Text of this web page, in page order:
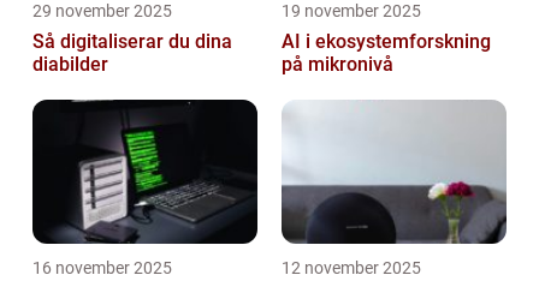
29 november 2025
Så digitaliserar du dina
diabilder
19 november 2025
AI i ekosystemforskning
på mikronivå
16 november 2025 12 november 2025